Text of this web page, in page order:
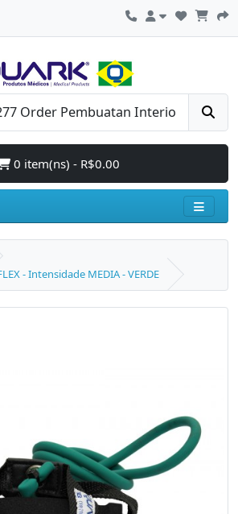
0 item(ns) - R$0.00
- Intensidade MEDIA - VERDE